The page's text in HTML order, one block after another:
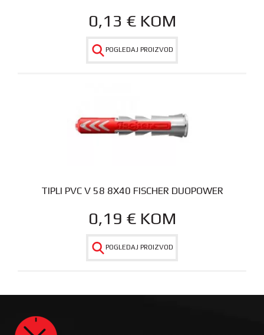
0,13 € KOM
POGLEDAJ PROIZVOD
TIPLI PVC V 58 8X40 FISCHER DUOPOWER
0,19 € KOM
POGLEDAJ PROIZVOD